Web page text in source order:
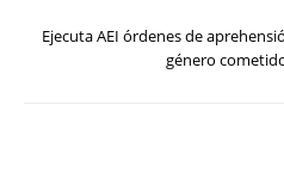
Ejecuta AEI órdenes de
género